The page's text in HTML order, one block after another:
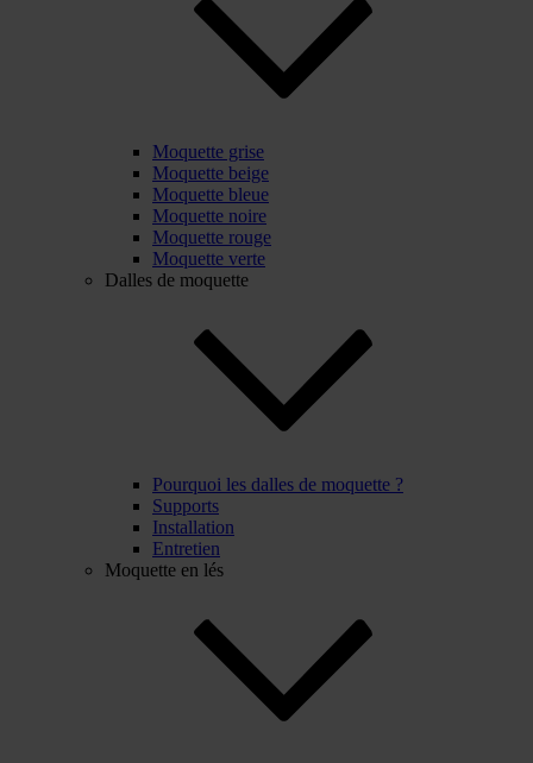
Moquette grise
Moquette beige
Moquette bleue
Moquette noire
Moquette rouge
Moquette verte
Dalles de moquette
Pourquoi les dalles de moquette ?
Supports
Installation
Entretien
Moquette en lés